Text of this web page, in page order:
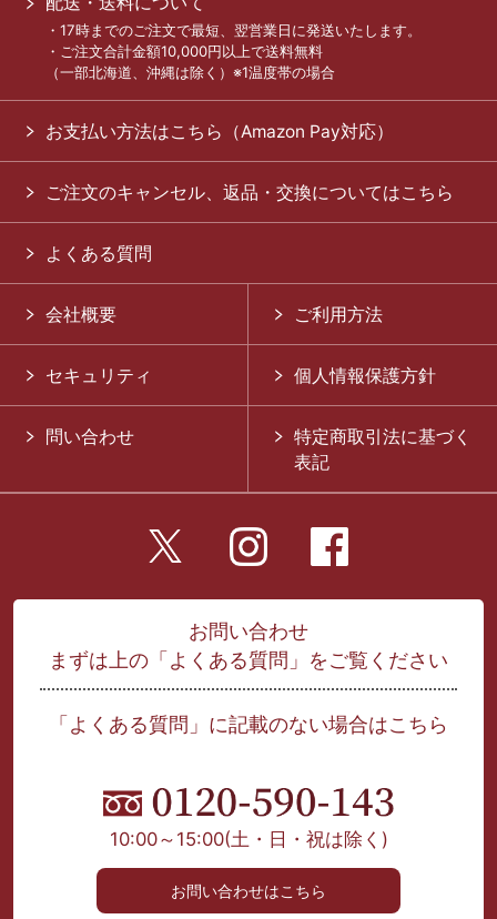
・17時までのご注文で最短、翌営業日に発送いたします。
・ご注文合計金額10,000円以上で送料無料
（一部北海道、沖縄は除く）※1温度帯の場合
お支払い方法はこちら（Amazon Pay対応）
ご注文のキャンセル、返品・交換についてはこちら
よくある質問
会社概要 ご利用方法
セキュリティ 個人情報保護方針
問い合わせ
特定商取引法に基づく
表記
お問い合わせ
まずは上の「よくある質問」をご覧ください
「よくある質問」に記載のない場合はこちら
10:00～15:00(土・日・祝は除く)
お問い合わせはこちら